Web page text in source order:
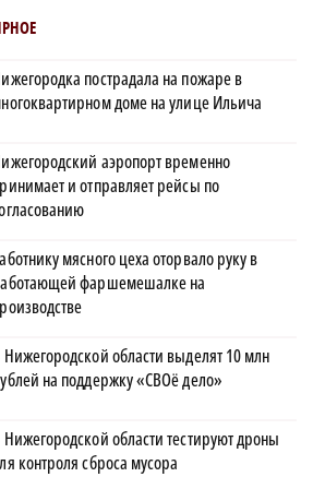
пострадала на пожаре в
доме на улице Ильича
аэропорт временно
и отправляет рейсы по
мясного цеха оторвало руку в
фаршемешалке на
Нижегородской области выделят 10 млн
на поддержку «СВОё дело»
области тестируют дроны
контроля сброса мусора